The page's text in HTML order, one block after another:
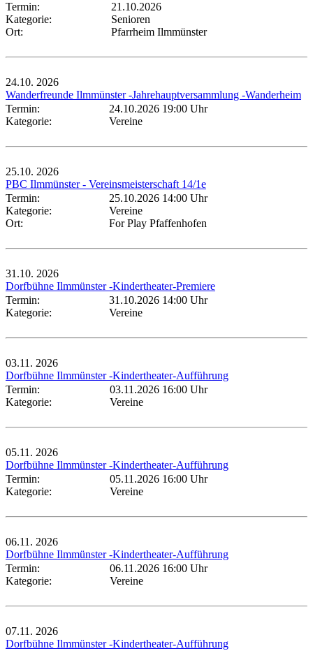
Termin:
21.10.2026
Kategorie:
Senioren
Ort:
Pfarrheim Ilmmünster
24.10. 2026
Wanderfreunde Ilmmünster -Jahrehauptversammlung -Wanderheim
Termin:
24.10.2026 19:00 Uhr
Kategorie:
Vereine
25.10. 2026
PBC Ilmmünster - Vereinsmeisterschaft 14/1e
Termin:
25.10.2026 14:00 Uhr
Kategorie:
Vereine
Ort:
For Play Pfaffenhofen
31.10. 2026
Dorfbühne Ilmmünster -Kindertheater-Premiere
Termin:
31.10.2026 14:00 Uhr
Kategorie:
Vereine
03.11. 2026
Dorfbühne Ilmmünster -Kindertheater-Aufführung
Termin:
03.11.2026 16:00 Uhr
Kategorie:
Vereine
05.11. 2026
Dorfbühne Ilmmünster -Kindertheater-Aufführung
Termin:
05.11.2026 16:00 Uhr
Kategorie:
Vereine
06.11. 2026
Dorfbühne Ilmmünster -Kindertheater-Aufführung
Termin:
06.11.2026 16:00 Uhr
Kategorie:
Vereine
07.11. 2026
Dorfbühne Ilmmünster -Kindertheater-Aufführung